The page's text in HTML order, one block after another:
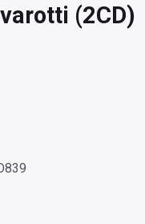
(2CD)